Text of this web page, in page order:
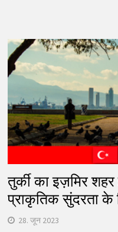
तुर्की का इज़मिर
प्राकृतिक सुंदरता के
28. जून 2023